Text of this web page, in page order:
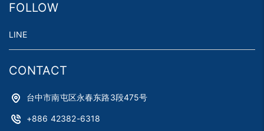
FOLLOW
LINE
CONTACT
台中市南屯区永春东路3段475号
+886 42382-6318